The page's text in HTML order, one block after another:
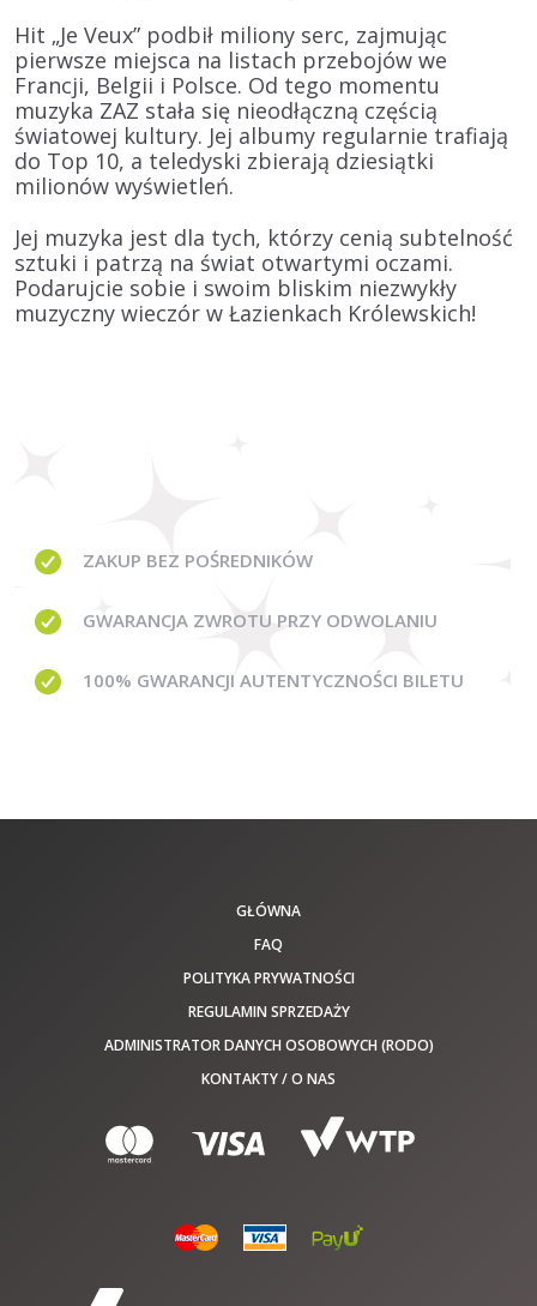
Hit „Je Veux” podbił miliony serc, zajmując
pierwsze miejsca na listach przebojów we
Francji, Belgii i Polsce. Od tego momentu
muzyka ZAZ stała się nieodłączną częścią
światowej kultury. Jej albumy regularnie trafiają
do Top 10, a teledyski zbierają dziesiątki
milionów wyświetleń.
Jej muzyka jest dla tych, którzy cenią subtelność
sztuki i patrzą na świat otwartymi oczami.
Podarujcie sobie i swoim bliskim niezwykły
muzyczny wieczór w Łazienkach Królewskich!
ZAKUP BEZ POŚREDNIKÓW
GWARANCJA ZWROTU PRZY ODWOLANIU
100% GWARANCJI AUTENTYCZNOŚCI BILETU
GŁÓWNA
FAQ
POLITYKA PRYWATNOŚCI
REGULAMIN SPRZEDAŻY
ADMINISTRATOR DANYCH OSOBOWYCH (RODO)
KONTAKTY / O NAS